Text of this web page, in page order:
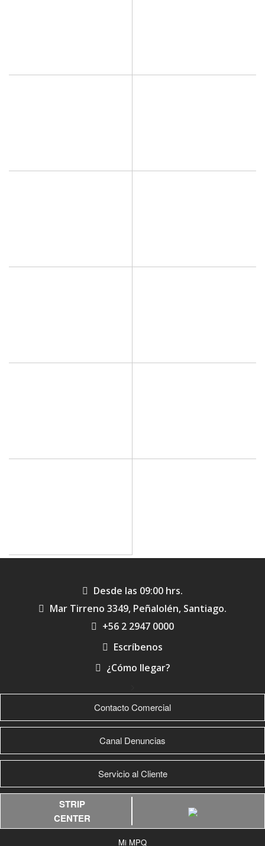
Desde las 09:00 hrs.
Mar Tirreno 3349, Peñalolén, Santiago.
+56 2 2947 0000
Escríbenos
¿Cómo llegar?
Contacto Comercial
Canal Denuncias
Servicio al Cliente
STRIP
CENTER
Mi MPQ